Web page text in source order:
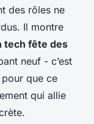
des rôles ne
Il montre
tech fête des
neuf - c’est
que ce
qui allie